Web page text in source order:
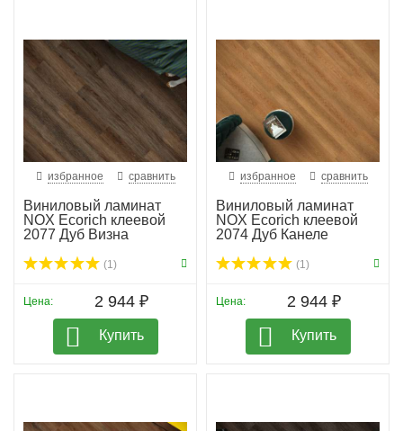
избранное сравнить
Виниловый ламинат
NOX Ecorich клеевой
2077 Дуб Визна
(1)
Цена: 2 944 ₽
Купить
избранное сравнить
Виниловый ламинат
NOX Ecorich клеевой
2074 Дуб Канеле
(1)
Цена: 2 944 ₽
Купить